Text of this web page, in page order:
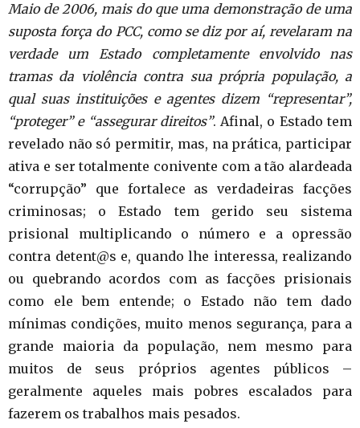
Maio de 2006, mais do que uma demonstração de uma
suposta força do PCC, como se diz por aí, revelaram na
verdade um Estado completamente envolvido nas
tramas da violência contra sua própria população, a
qual suas instituições e agentes dizem “representar”,
“proteger” e “assegurar direitos”. Afinal, o Estado tem
revelado não só permitir, mas, na prática, participar
ativa e ser totalmente conivente com a tão alardeada
“corrupção” que fortalece as verdadeiras facções
criminosas; o Estado tem gerido seu sistema
prisional multiplicando o número e a opressão
contra detent@s e, quando lhe interessa, realizando
ou quebrando acordos com as facções prisionais
como ele bem entende; o Estado não tem dado
mínimas condições, muito menos segurança, para a
grande maioria da população, nem mesmo para
muitos de seus próprios agentes públicos –
geralmente aqueles mais pobres escalados para
fazerem os trabalhos mais pesados.